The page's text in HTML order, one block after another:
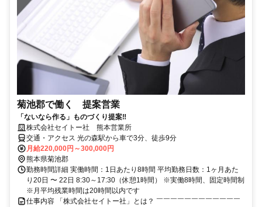
菊池郡で働く 提案営業
「ないなら作る」ものづくり提案‼︎
株式会社セイトー社 熊本営業所
交通・アクセス 光の森駅から車で3分、徒歩9分
月給220,000円～300,000円
熊本県菊池郡
勤務時間詳細 実働時間：1日あたり8時間 平均勤務日数：1ヶ月あた
り20日 〜 22日 8:30～17:30（休憩1時間） ※実働8時間、固定時間制
※月平均残業時間は20時間以内です
仕事内容 「株式会社セイトー社」とは？ ￣￣￣￣￣￣￣￣￣￣￣￣